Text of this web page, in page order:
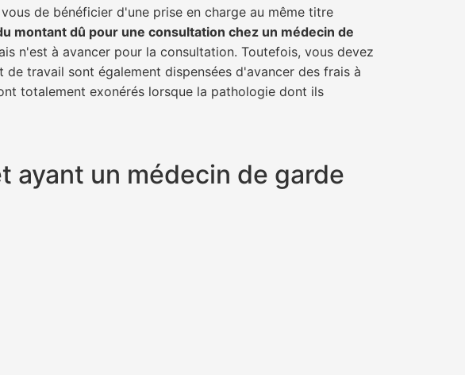
de bénéficier d'une prise en charge au même titre
montant dû pour une consultation chez un médecin de
n'est à avancer pour la consultation. Toutefois, vous devez
travail sont également dispensées d'avancer des frais à
totalement exonérés lorsque la pathologie dont ils
ayant un médecin de garde